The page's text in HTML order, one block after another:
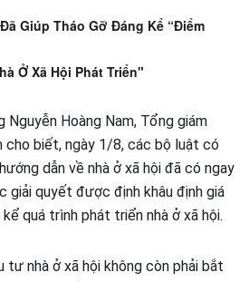
Giúp Tháo Gỡ Đáng Kể “Điểm
Ở Xã Hội Phát Triển"
Nguyễn Hoàng Nam, Tổng giám
cho biết, ngày 1/8, các bộ luật có
dẫn về nhà ở xã hội đã có ngay
giải quyết được định khâu định giá
quá trình phát triển nhà ở xã hội.
tư nhà ở xã hội không còn phải bắt